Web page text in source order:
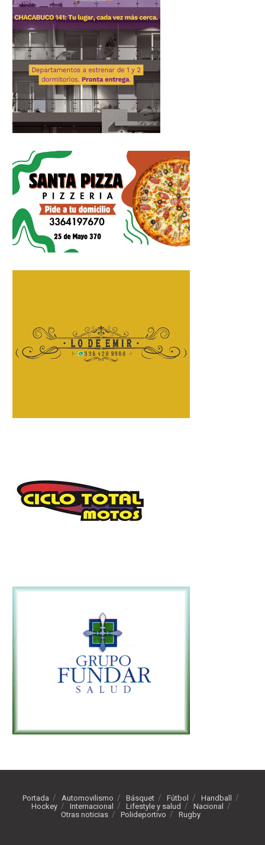
Portada Automovilismo Básquet Fútbol
Handball
Hockey
Internacional Lifestyle y salud
Nacional
Otras noticias
Polideportivo Rugby